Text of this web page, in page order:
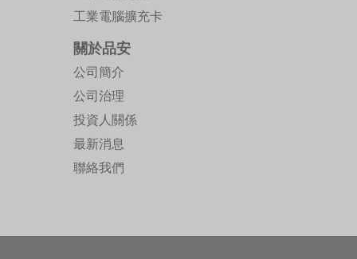
工業電腦擴充卡
關於品安
公司簡介
公司治理
投資人關係
最新消息
聯絡我們